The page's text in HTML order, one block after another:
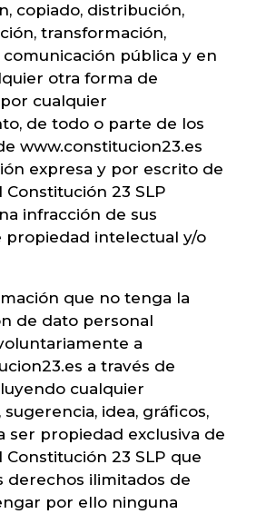
copiado, distribución,
transformación,
comunicación pública y en
otra forma de
cualquier
de todo o parte de los
www.constitucion23.es
expresa y por escrito de
Constitución 23 SLP
infracción de sus
propiedad intelectual y/o
que no tenga la
de dato personal
a
a través de
cualquier
idea, gráficos,
ser propiedad exclusiva de
Constitución 23 SLP que
derechos ilimitados de
por ello ninguna